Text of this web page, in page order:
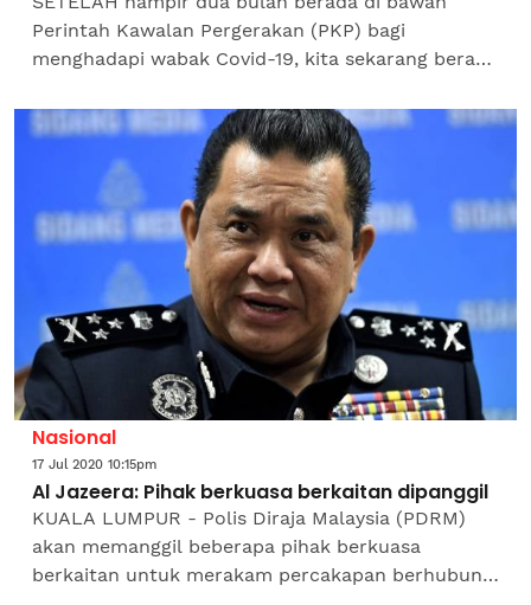
Perintah Kawalan Pergerakan (PKP) bagi
menghadapi wabak Covid-19, kita sekarang berada
Pemulihan (PKPP). Ini berikutan...
Nasional
17 Jul 2020 10:15pm
Al Jazeera: Pihak berkuasa berkaitan dipanggil
KUALA LUMPUR - Polis Diraja Malaysia (PDRM)
akan memanggil beberapa pihak berkuasa
berkaitan untuk merakam percakapan berhubung